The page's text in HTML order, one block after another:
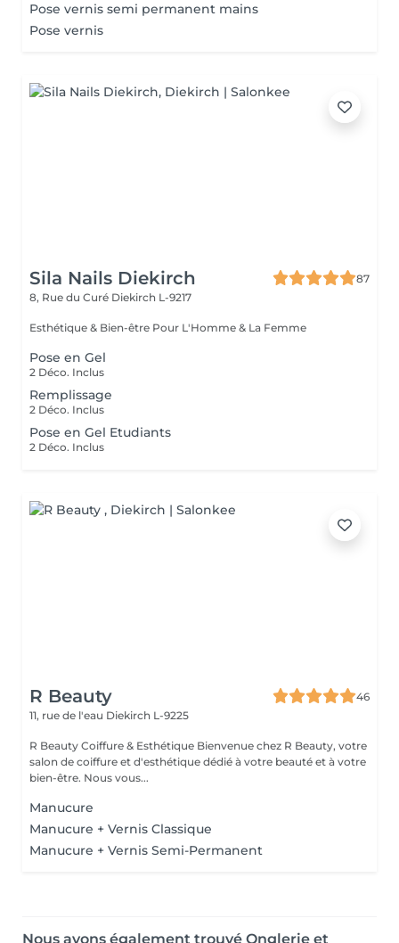
Pose vernis semi permanent mains
Pose vernis
Sila Nails Diekirch
87
8, Rue du Curé Diekirch L-9217
Esthétique & Bien-être Pour L'Homme & La Femme
Pose en Gel
2 Déco. Inclus
Remplissage
2 Déco. Inclus
Pose en Gel Etudiants
2 Déco. Inclus
R Beauty
46
11, rue de l'eau Diekirch L-9225
R Beauty Coiffure & Esthétique Bienvenue chez R Beauty, votre
salon de coiffure et d'esthétique dédié à votre beauté et à votre
bien-être. Nous vous...
Manucure
Manucure + Vernis Classique
Manucure + Vernis Semi-Permanent
Nous avons également trouvé Onglerie et